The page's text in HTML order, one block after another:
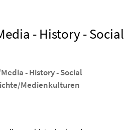
- History - Social
- History - Social
Medienkulturen